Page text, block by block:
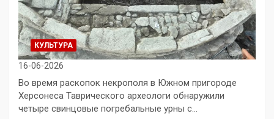
КУЛЬТУРА
16-06-2026
Во время раскопок некрополя в Южном пригороде
Херсонеса Таврического археологи обнаружили
четыре свинцовые погребальные урны с…